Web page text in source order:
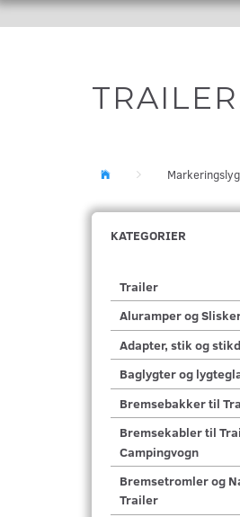
KATEGORIER
Trailer
Aluramper og
Adapter, stik og
Baglygter og
Bremsebakker til
Bremsekabler til
Campingvogn
Bremsetromler og
Trailer